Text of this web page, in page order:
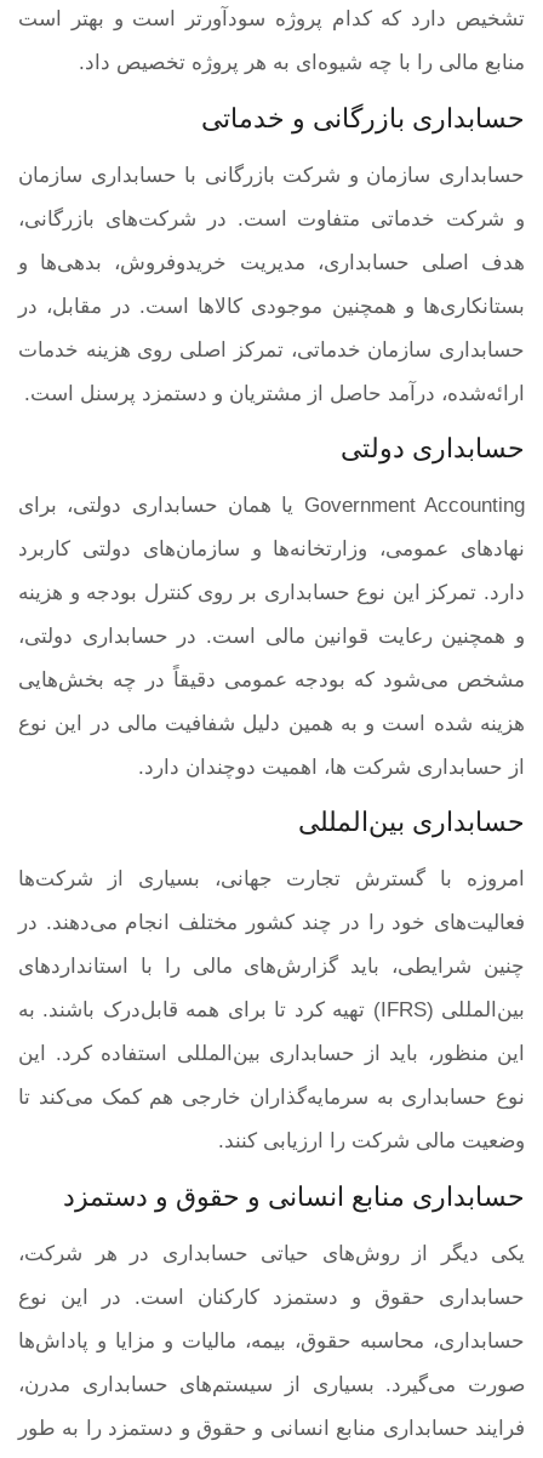
تشخیص دارد که کدام پروژه سودآورتر است و بهتر است
منابع مالی را با چه شیوه‌ای به هر پروژه تخصیص داد.
حسابداری بازرگانی و خدماتی
حسابداری سازمان و شرکت بازرگانی با حسابداری سازمان
و شرکت خدماتی متفاوت است. در شرکت‌های بازرگانی،
هدف اصلی حسابداری، مدیریت خریدوفروش، بدهی‌ها و
بستانکاری‌ها و همچنین موجودی کالاها است. در مقابل، در
حسابداری سازمان خدماتی، تمرکز اصلی روی هزینه خدمات
ارائه‌شده، درآمد حاصل از مشتریان و دستمزد پرسنل است.
حسابداری دولتی
Government Accounting یا همان حسابداری دولتی، برای
نهادهای عمومی، وزارتخانه‌ها و سازمان‌های دولتی کاربرد
دارد. تمرکز این نوع حسابداری بر روی کنترل بودجه و هزینه
و همچنین رعایت قوانین مالی است. در حسابداری دولتی،
مشخص می‌شود که بودجه عمومی دقیقاً در چه بخش‌هایی
هزینه شده است و به همین دلیل شفافیت مالی در این نوع
از حسابداری شرکت ها، اهمیت دوچندان دارد.
حسابداری بین‌المللی
امروزه با گسترش تجارت جهانی، بسیاری از شرکت‌ها
فعالیت‌های خود را در چند کشور مختلف انجام می‌دهند. در
چنین شرایطی، باید گزارش‌های مالی را با استانداردهای
بین‌المللی (IFRS) تهیه کرد تا برای همه قابل‌درک باشند. به
این منظور، باید از حسابداری بین‌المللی استفاده کرد. این
نوع حسابداری به سرمایه‌گذاران خارجی هم کمک می‌کند تا
وضعیت مالی شرکت را ارزیابی کنند.
حسابداری منابع انسانی و حقوق و دستمزد
یکی دیگر از روش‌های حیاتی حسابداری در هر شرکت،
حسابداری حقوق و دستمزد کارکنان است. در این نوع
حسابداری، محاسبه حقوق، بیمه، مالیات و مزایا و پاداش‌ها
صورت می‌گیرد. بسیاری از سیستم‌های حسابداری مدرن،
فرایند حسابداری منابع انسانی و حقوق و دستمزد را به طور